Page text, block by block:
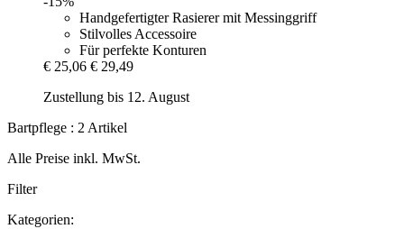
Handgefertigter Rasierer mit Messinggriff
Stilvolles Accessoire
Für perfekte Konturen
€ 25,06 € 29,49
Zustellung bis 12. August
Bartpflege : 2 Artikel
Alle Preise inkl. MwSt.
Filter
Kategorien: